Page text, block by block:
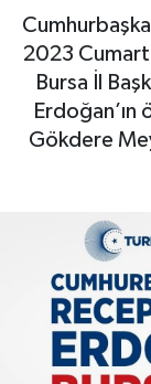
2023
Bursa İl
Gökdere
Bilim
Genel
Bilim,